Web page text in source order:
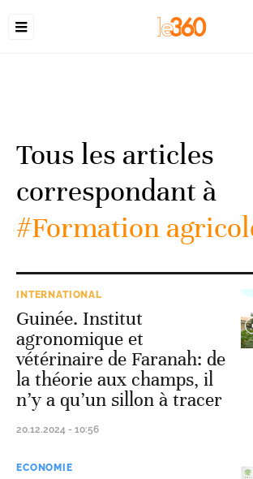
Tous les articles
correspondant à
#Formation
INTERNATIONAL
Guinée. Institut
agronomique et
vétérinaire de Faranah: de
la théorie aux champs, il
n’y a qu’un sillon à tracer
20.12.2024 - 10:56
ECONOMIE